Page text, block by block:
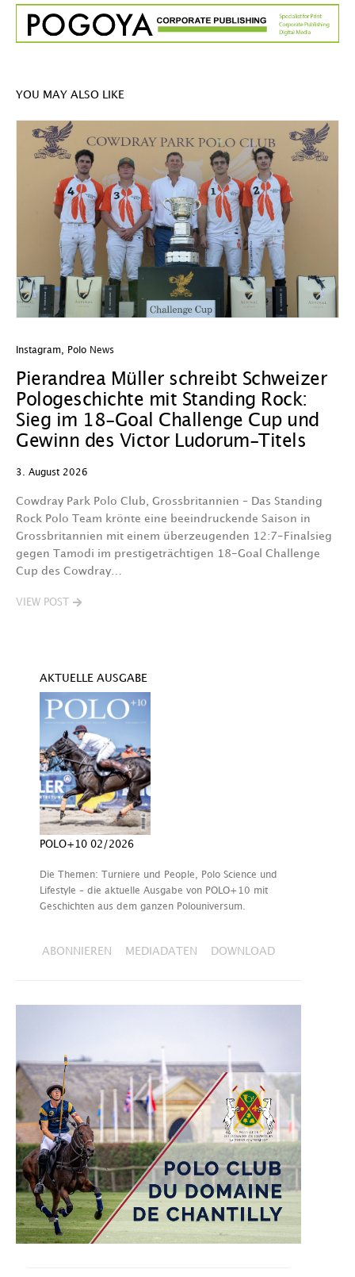
YOU MAY ALSO LIKE
Instagram Polo News
Pierandrea Müller schreibt Schweizer
Pologeschichte mit Standing Rock:
Sieg im 18-Goal Challenge Cup und
Gewinn des Victor Ludorum-Titels
3. August 2026
Cowdray Park Polo Club, Grossbritannien – Das Standing
Rock Polo Team krönte eine beeindruckende Saison in
Grossbritannien mit einem überzeugenden 12:7-Finalsieg
gegen Tamodi im prestigeträchtigen 18-Goal Challenge
Cup des Cowdray…
VIEW POST
AKTUELLE AUSGABE
POLO+10 02/2026
Die Themen: Turniere und People, Polo Science und
Lifestyle – die aktuelle Ausgabe von POLO+10 mit
Geschichten aus dem ganzen Polouniversum.
ABONNIEREN MEDIADATEN DOWNLOAD